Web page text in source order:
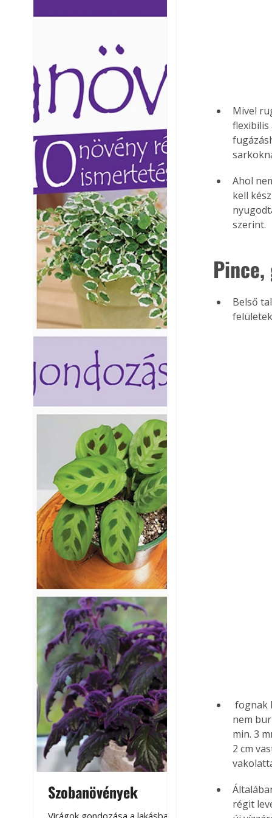
Szobanövények
Virágoskert:
teraszon,
Mivel
flexibilis
Ahol
kell
szerint.
Belső
fognak leválni a szerkezetről (téglafal, betonfal) - a MAPELASTIC-ot használhatjuk. A
nem
min. 3
2 cm
régit